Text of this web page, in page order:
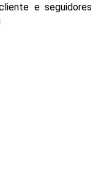
e seguidores